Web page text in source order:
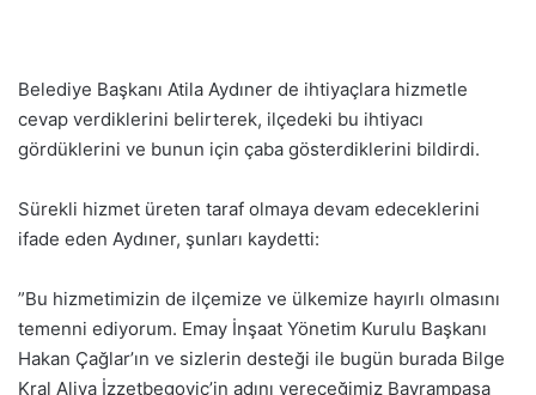
Belediye Başkanı Atila Aydıner de ihtiyaçlara hizmetle
cevap verdiklerini belirterek, ilçedeki bu ihtiyacı
gördüklerini ve bunun için çaba gösterdiklerini bildirdi.
Sürekli hizmet üreten taraf olmaya devam edeceklerini
ifade eden Aydıner, şunları kaydetti:
”Bu hizmetimizin de ilçemize ve ülkemize hayırlı olmasını
temenni ediyorum. Emay İnşaat Yönetim Kurulu Başkanı
Hakan Çağlar’ın ve sizlerin desteği ile bugün burada Bilge
Kral Aliya İzzetbegoviç’in adını vereceğimiz Bayrampaşa